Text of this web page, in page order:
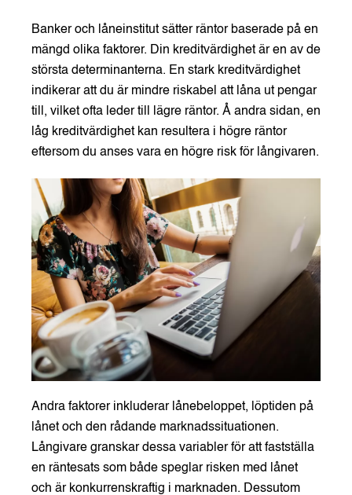
Banker och låneinstitut sätter räntor baserade på en
mängd olika faktorer. Din kreditvärdighet är en av de
största determinanterna. En stark kreditvärdighet
indikerar att du är mindre riskabel att låna ut pengar
till, vilket ofta leder till lägre räntor. Å andra sidan, en
låg kreditvärdighet kan resultera i högre räntor
eftersom du anses vara en högre risk för långivaren.
Andra faktorer inkluderar lånebeloppet, löptiden på
lånet och den rådande marknadssituationen.
Långivare granskar dessa variabler för att fastställa
en räntesats som både speglar risken med lånet
och är konkurrenskraftig i marknaden. Dessutom